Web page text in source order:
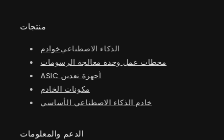
منتجات
خوادمالذكاء الاصطناعي
محطات عمل وحدة معالجة الرسومات
أجهزة تعدين ASIC
مكونات الخادم
خادم الذكاء الاصطناعي الأساسي
الدعم والمعلومات